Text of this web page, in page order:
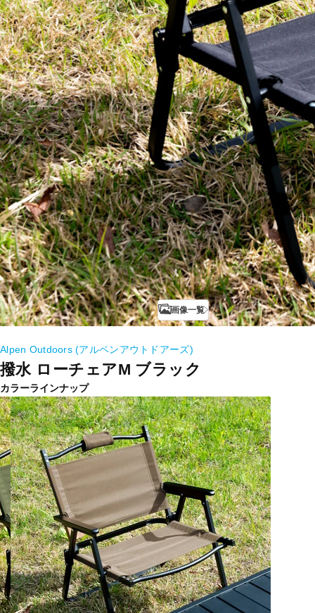
画像一覧
Alpen Outdoors (アルペンアウトドアーズ)
撥水 ローチェアM ブラック
カラーラインナップ